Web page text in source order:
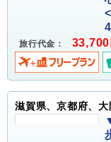
旅行代金：
滋賀県、京都府、